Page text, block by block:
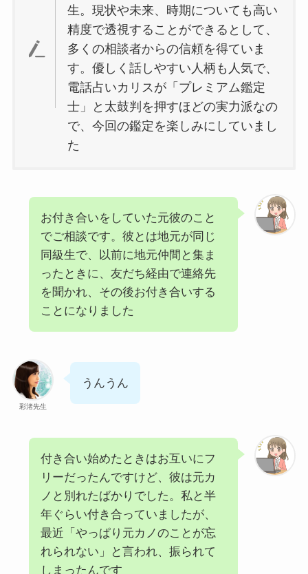
生。現状や未来、時期についても高い
精度で透視することができるとして、
多くの相談者からの信頼を得ていま
す。優しく話しやすい人柄も人気で、
電話占いカリスが「プレミアム鑑定
士」と太鼓判を押すほどの実力派なの
で、今回の鑑定を楽しみにしていまし
た
お付き合いをしていた元彼のこと
でご相談です。彼とは地元が同じ
同級生で、以前に地元仲間と集ま
ったときに、友だち経由で連絡先
を聞かれ、その後お付き合いする
ことになりました
彩渚先生
うんうん
付き合い始めたときはお互いにフ
リーだったんですけど、彼は元カ
ノと別れたばかりでした。私と半
年ぐらい付き合っていましたが、
最近「やっぱり元カノのことが忘
れられない」と言われ、振られて
しまったんです